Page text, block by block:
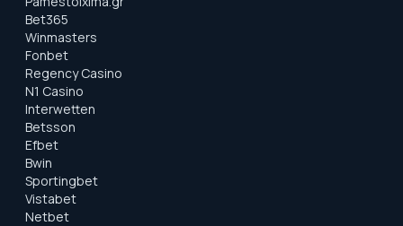
Bet365
Winmasters
Fonbet
Regency Casino
N1 Casino
Interwetten
Betsson
Efbet
Bwin
Sportingbet
Vistabet
Netbet